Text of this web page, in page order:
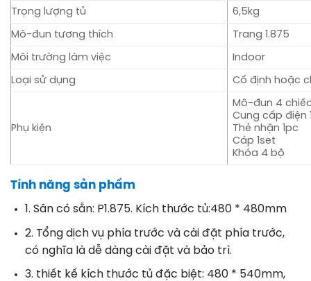
Trọng lượng tủ 6,5kg
Mô-đun tương thích Trang 1.875
Môi trường làm việc Indoor
Loại sử dụng Cố định hoặc
Phụ kiện
Mô-đun 4
Cung cấp điện
Thẻ nhận 1pc
Cáp 1set
Khóa 4 bộ
Tính năng sản phẩm
1. Sân có sẵn: P1.875. Kích thước tủ:480 * 480mm
2. Tổng dịch vụ phía trước và cài đặt phía trước,
có nghĩa là dễ dàng cài đặt và bảo trì.
3. thiết kế kích thước tủ đặc biệt: 480 * 540mm,